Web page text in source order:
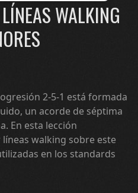
WALKING
2-5-1 está formada
un acorde de séptima
En esta lección
walking sobre este
en los standards
utilizando arpegios
Autumn Leaves
7 con el círculo de